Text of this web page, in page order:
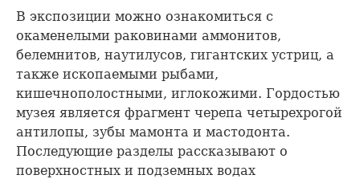
В экспозиции можно ознакомиться с
окаменелыми раковинами аммонитов,
белемнитов, наутилусов, гигантских устриц, а
также ископаемыми рыбами,
кишечнополостными, иглокожими. Гордостью
музея является фрагмент черепа четырехрогой
антилопы, зубы мамонта и мастодонта.
Последующие разделы рассказывают о
поверхностных и подземных водах